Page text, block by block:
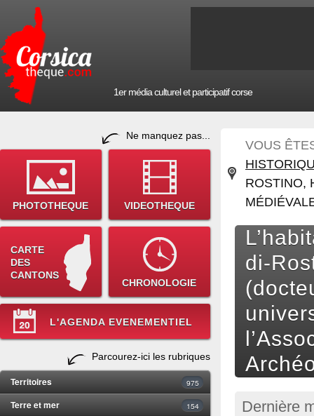
1er média culturel et participatif corse
Ne manquez pas...
PHOTOTHEQUE VIDEOTHEQUE
CARTE
DES
CANTONS
CHRONOLOGIE
L'AGENDA EVENEMENTIEL
Parcourez-ici les rubriques
Territoires 975
Terre et mer 154
VOUS
ROSTINO,
di-
Dernière